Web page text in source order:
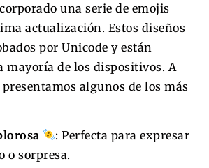
una serie de emojis
actualización. Estos diseños
por Unicode y están
mayoría de los dispositivos. A
algunos de los más
: Perfecta para expresar
o sorpresa.